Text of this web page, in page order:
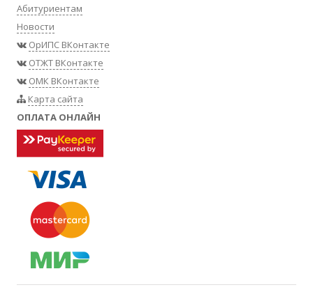
Абитуриентам
Новости
ОрИПС ВКонтакте
ОТЖТ ВКонтакте
ОМК ВКонтакте
Карта сайта
ОПЛАТА ОНЛАЙН